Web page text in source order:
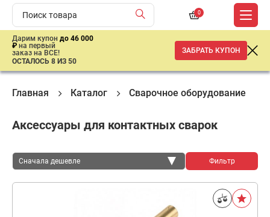
0
Дарим купон до 46 000
₽ на первый
заказ на ВСЕ!
ОСТАЛОСЬ 8 ИЗ 50
ЗАБРАТЬ КУПОН
Главная Каталог Сварочное оборудование
Аксессуары для контактных сварок
Сначала дешевле
Сначала дешевле
Фильтр